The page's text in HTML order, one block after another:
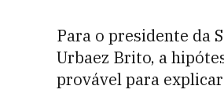
Para o presidente da
Urbaez Brito, a
provável para